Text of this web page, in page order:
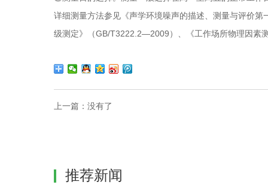
详细测量方法参见《声学环境噪声的描述、测量与评价
级测定》（GB/T3222.2—2009）、《工作场所物理因
上一篇： 没有了
推荐新闻